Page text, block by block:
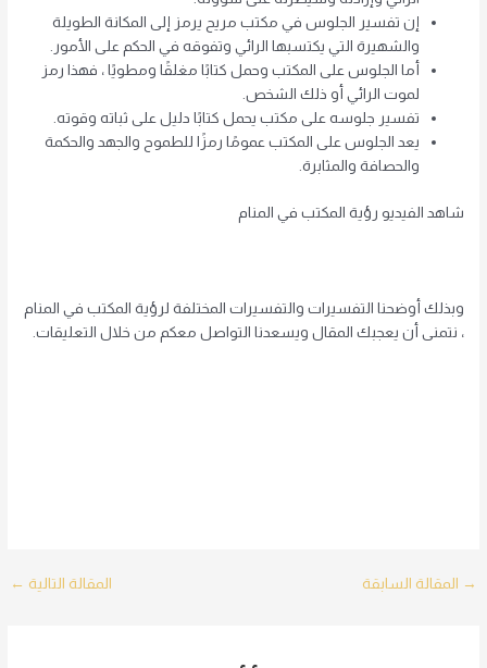
إن تفسير الجلوس في مكتب مريح يرمز إلى المكانة الطويلة
والشهيرة التي يكتسبها الرائي وتفوقه في الحكم على الأمور.
أما الجلوس على المكتب وحمل كتابًا مغلقًا ومطويًا ، فهذا رمز
لموت الرائي أو ذلك الشخص.
تفسير جلوسه على مكتب يحمل كتابًا دليل على ثباته وقوته.
يعد الجلوس على المكتب عمومًا رمزًا للطموح والجهد والحكمة
والحصافة والمثابرة.
شاهد الفيديو رؤية المكتب في المنام
وبذلك أوضحنا التفسيرات والتفسيرات المختلفة لرؤية المكتب في المنام
، نتمنى أن يعجبك المقال ويسعدنا التواصل معكم من خلال التعليقات.
Post
→ المقالة السابقة المقالة التالية ←